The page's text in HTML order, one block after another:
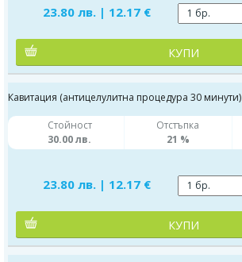
23.80 лв. | 12.17 €
КУПИ
Кавитация (антицелулитна процедура 30 минути)
Стойност
30.00 лв.
Отстъпка
21 %
23.80 лв. | 12.17 €
КУПИ